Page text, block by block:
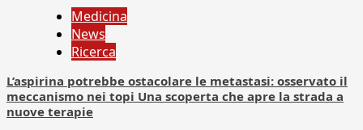
Medicina
News
Ricerca
L’aspirina potrebbe ostacolare le metastasi: osservato il
meccanismo nei topi Una scoperta che apre la strada a
nuove terapie